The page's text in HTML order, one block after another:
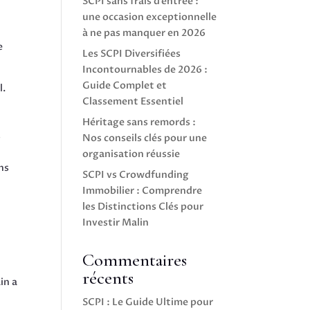
a
une occasion exceptionnelle
à ne pas manquer en 2026
Les SCPI Diversifiées
Incontournables de 2026 :
Guide Complet et
Classement Essentiel
Héritage sans remords :
Nos conseils clés pour une
organisation réussie
SCPI vs Crowdfunding
Immobilier : Comprendre
les Distinctions Clés pour
Investir Malin
Commentaires
récents
SCPI : Le Guide Ultime pour